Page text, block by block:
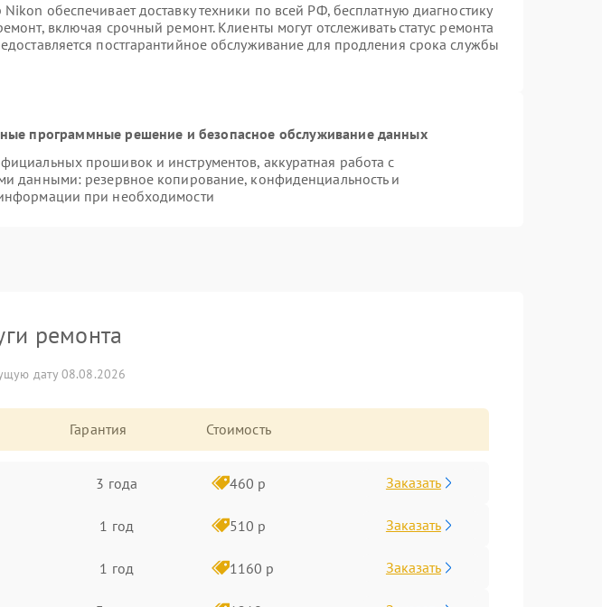
обеспечивает доставку техники по всей РФ, бесплатную диагностику
включая срочный ремонт. Клиенты могут отслеживать статус ремонта
постгарантийное обслуживание для продления срока службы
программные решение и безопасное обслуживание данных
прошивок и инструментов, аккуратная работа с
данными: резервное копирование, конфиденциальность и
при необходимости
ремонта
дату 08.08.2026
Гарантия Стоимость
3 года 460 р Заказать
1 год 510 р Заказать
1 год 1160 р Заказать